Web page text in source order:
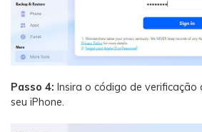
Passo 4: Insira o código de
seu iPhone.